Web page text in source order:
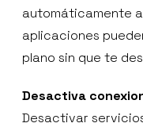
automáticamente
aplicaciones
plano sin que te
Desactiva
Desactivar